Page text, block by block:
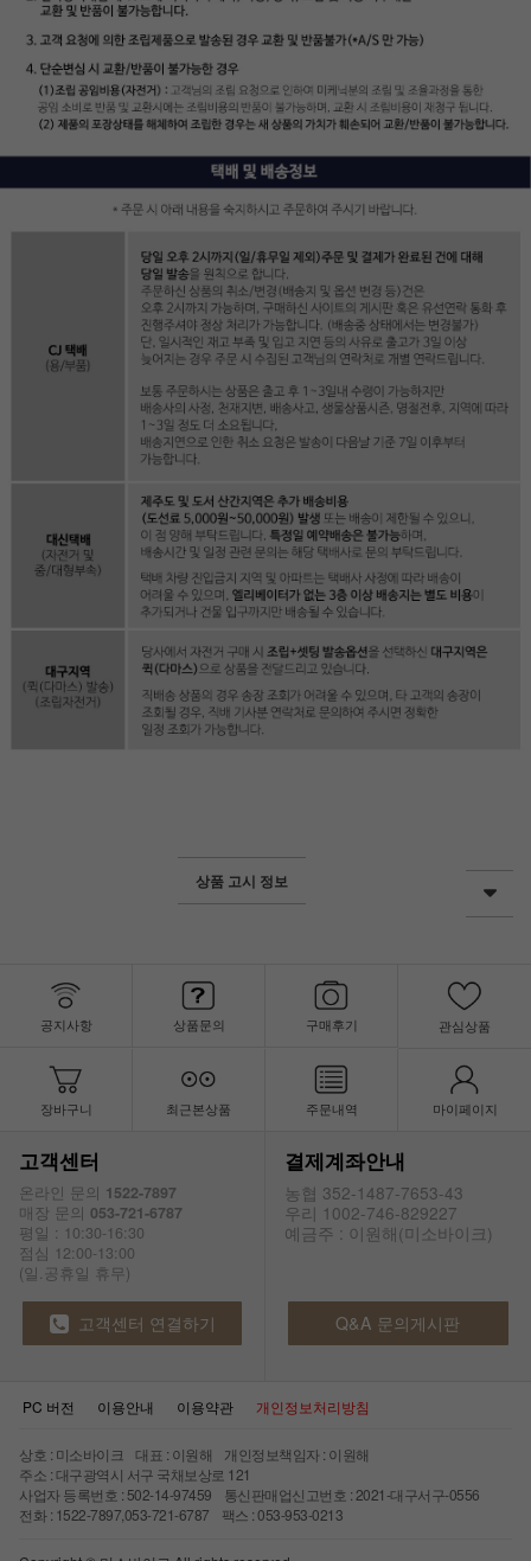
상품 고시 정보
공지사항 상품문의 구매후기 관심상품
장바구니 최근본상품 주문내역 마이페이지
고객센터
온라인 문의 1522-7897
매장 문의 053-721-6787
평일 : 10:30-16:30
점심 12:00-13:00
(일.공휴일 휴무)
결제계좌안내
농협 352-1487-7653-43
우리 1002-746-829227
예금주 : 이원해(미소바이크)
고객센터 연결하기 Q&A 문의게시판
PC 버전 이용안내 이용약관 개인정보처리방침
상호 : 미소바이크 대표 : 이원해 개인정보책임자 : 이원해
주소 : 대구광역시 서구 국채보상로 121
사업자 등록번호 : 502-14-97459 통신판매업신고번호 : 2021-대구서구-0556
전화 : 1522-7897,053-721-6787 팩스 : 053-953-0213